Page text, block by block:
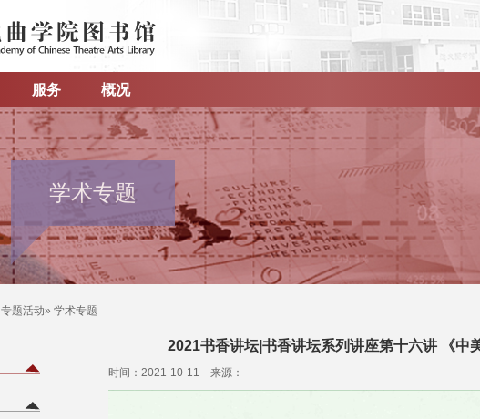
服务 概况
学术专题
专题活动» 学术专题
2021书香讲坛|书香讲坛系列讲座第十六讲 《中
时间：2021-10-11 来源：